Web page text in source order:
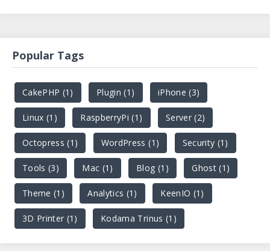
Popular Tags
CakePHP (1) Plugin (1) iPhone (3)
Linux (1) RaspberryPi (1) Server (2)
Octopress (1) WordPress (1) Security (1)
Tools (3) Mac (1) Blog (1) Ghost (1)
Theme (1) Analytics (1) KeenIO (1)
3D Printer (1) Kodama Trinus (1)